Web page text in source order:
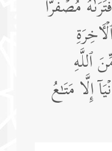
مُصۡفَرࣰّا
ٱللَّهِ
إِلَّا مَتَـٰعُ